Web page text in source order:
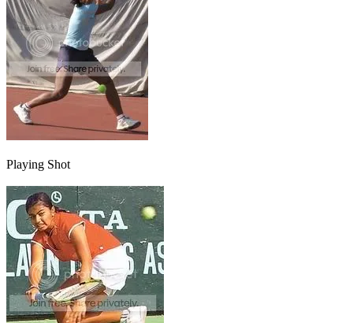
Playing Shot